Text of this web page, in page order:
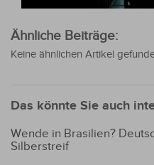
Ähnliche Beiträge:
Keine ähnlichen Artikel
Das könnte Sie auch
Wende in Brasilien?
Silberstreif